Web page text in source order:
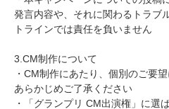
発言内容や、それに関わるトラブ
トラインでは責任を負いません
3.CM制作について
・CM制作にあたり、個別のご要
あらかじめご了承ください
・「グランプリ CM出演権」に選